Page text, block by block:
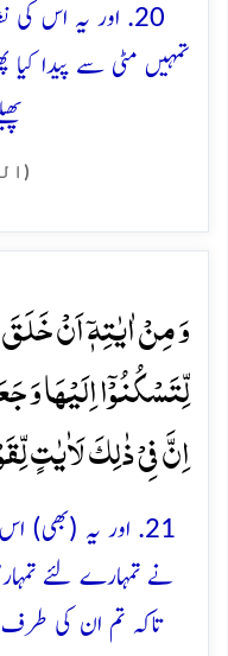
20. اور یہ اس
تمہیں مٹی سے پیدا
وَ مِنۡ اٰیٰتِہٖۤ اَنۡ
لِّتَسۡکُنُوۡۤا اِلَیۡہَا
اِنَّ فِیۡ ذٰلِکَ لَاٰیٰتٍ
21. اور یہ (بھی)
نے تمہارے لئے
تاکہ تم ان کی